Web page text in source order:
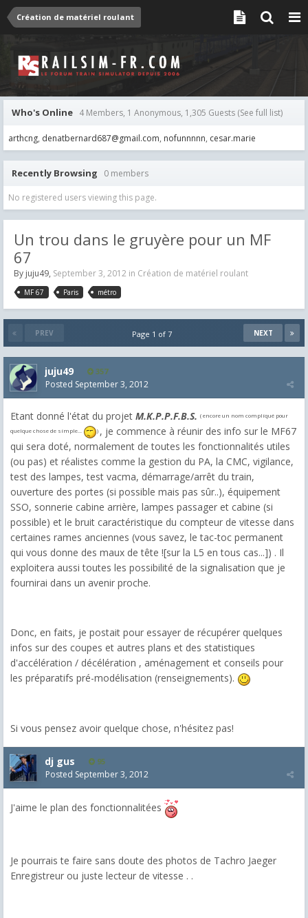
Création de matériel roulant
Who's Online 4 Members, 1 Anonymous, 1,305 Guests (See full list)
arthcng denatbernard687@gmail.com nofunnnnn cesar.marie
Recently Browsing 0 members
No registered users viewing this page.
Un trou dans le gruyère pour un MF
67
By juju49, September 3, 2012 in Création de matériel roulant
MF 67 Paris métro
PREV NEXT
Page 1 of 7
juju49 357
Posted September 3, 2012
Etant donné l'état du projet M.K.P.P.F.B.S. ( encore un nom compliqué pour
quelque chose de simple... ) , je commence à réunir des info sur le MF67
qui sera doté, normalement de toutes les fonctionnalités utiles
(ou pas) et réalistes comme la gestion du PA, la CMC, vigilance,
test des lampes, test vacma, démarrage/arrêt du train,
ouverture des portes (si possible mais pas sûr..), équipement
SSO, sonnerie cabine arrière, lampes passager et cabine (si
possible) et le bruit caractéristique du compteur de vitesse dans
certaines rames anciennes (vous savez, le tac-toc permanent
qui vous donne des maux de tête ![sur la L5 en tous cas...]) . Il
exploitera aussi toutes les possibilité de la signalisation que je
fournirai dans un avenir proche.
Donc, en faits, je postait pour essayer de récupérer quelques
infos sur des coupes et autres plans et des statistiques
d'accélération / décélération , aménagement et conseils pour
les préparatifs pré-modélisation (renseignements).
Si vous pensez avoir quelque chose, n'hésitez pas!
dj gus 95
Posted September 3, 2012
J'aime le plan des fonctionnalitées
Je pourrais te faire sans doute des photos de Tachro Jaeger
Enregistreur ou juste lecteur de vitesse . .